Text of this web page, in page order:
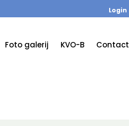
Login
Foto galerij KVO-B Contact